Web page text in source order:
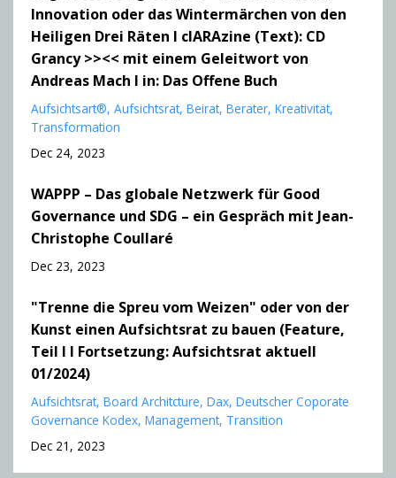
Innovation oder das Wintermärchen von den
Heiligen Drei Räten I clARAzine (Text): CD
Grancy >><< mit einem Geleitwort von
Andreas Mach I in: Das Offene Buch
Aufsichtsart® Aufsichtsrat Beirat Berater Kreativität
Transformation
Dec 24, 2023
WAPPP – Das globale Netzwerk für Good
Governance und SDG – ein Gespräch mit Jean-
Christophe Coullaré
Dec 23, 2023
"Trenne die Spreu vom Weizen" oder von der
Kunst einen Aufsichtsrat zu bauen (Feature,
Teil I I Fortsetzung: Aufsichtsrat aktuell
01/2024)
Aufsichtsrat Board Architcture Dax Deutscher Coporate
Governance Kodex Management Transition
Dec 21, 2023